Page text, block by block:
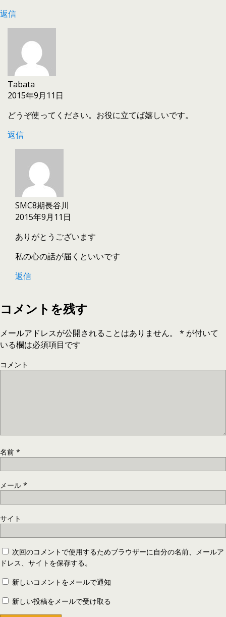
返信
Tabata
2015年9月11日
どうぞ使ってください。お役に立てば嬉しいです。
返信
SMC8期長谷川
2015年9月11日
ありがとうございます
私の心の話が届くといいです
返信
コメントを残す
メールアドレスが公開されることはありません。 * が付いて
いる欄は必須項目です
コメント
名前 *
メール *
サイト
次回のコメントで使用するためブラウザーに自分の名前、メールア
ドレス、サイトを保存する。
新しいコメントをメールで通知
新しい投稿をメールで受け取る